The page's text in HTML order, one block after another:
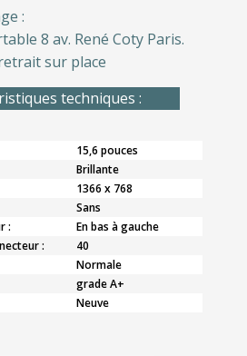
:
8 av. René Coty Paris.
sur place
techniques :
15,6 pouces
Brillante
1366 x 768
Sans
:
En bas à gauche
:
40
Normale
grade A+
Neuve